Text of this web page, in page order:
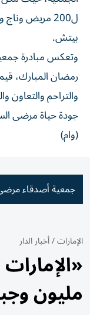
ل200 مريض
بيتش.
وتعكس مبادرة
رمضان المبارك،
والتراحم والتعاون
جودة حياة مرضى
(وام)
جمعية أصدقاء
الإمارات/أخبار الدار
مليون